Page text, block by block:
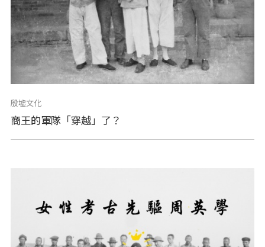
殷墟文化
商王的軍隊「穿越」了？